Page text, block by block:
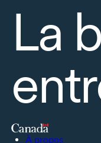
La
À propos